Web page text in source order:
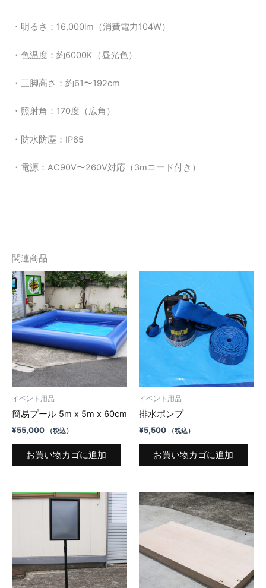
・明るさ：16,000lm（消費電力104W）
・色温度：約6000K（昼光色）
・三脚高さ：約61〜192cm
・照射角：170度（広角）
・防水防塵：IP65
・電源：AC90V〜260V対応（3mコード付き）
関連商品
イベント用品
簡易プール 5m x 5m x 60cm
¥55,000 （税込）
お買い物カゴに追加
イベント用品
排水ポンプ
¥5,500 （税込）
お買い物カゴに追加